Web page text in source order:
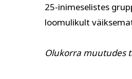
Arvuti ja töö
25-inimeselistes
loomulikult
Olukorra muutudes